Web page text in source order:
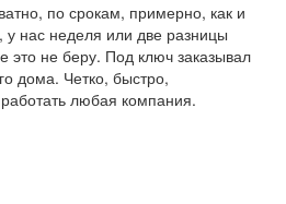
по срокам, примерно, как и
у нас неделя или две разницы
не беру. Под ключ заказывал
дома. Четко, быстро,
любая компания.